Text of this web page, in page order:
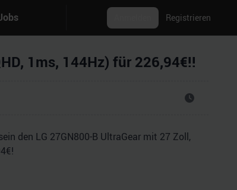
Registrieren
1ms, 144Hz) für 226,94€!!
den LG 27GN800-B UltraGear mit 27 Zoll,